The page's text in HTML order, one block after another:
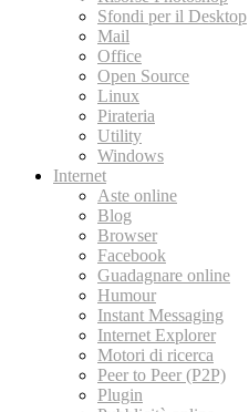
Sfondi per il Desktop
Mail
Office
Open Source
Linux
Pirateria
Utility
Windows
Internet
Aste online
Blog
Browser
Facebook
Guadagnare online
Humour
Instant Messaging
Internet Explorer
Motori di ricerca
Peer to Peer (P2P)
Plugin